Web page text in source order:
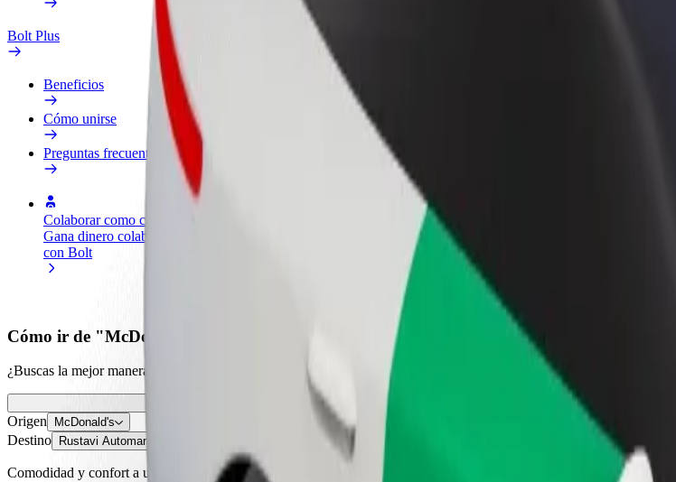
Bolt Plus
Beneficios
Cómo unirse
Preguntas frecuentes
Colaborar como conductor
Gana dinero colaborando
con Bolt
Añadir un restaurante o tienda
Llega a más clientes y maximiza tus
ganancias
Cómo ir de "McDonald's" a "Rustavi Automarket AUTOPAPA"
¿Buscas la mejor manera de ir de "McDonald's" a "Rustavi Automarket AUTOPAPA"? Echa un vistazo a nuestros
Descargar la app
Origen McDonald's
Destino Rustavi Automarket AUTOPAPA
Comodidad y confort a un botón de distancia